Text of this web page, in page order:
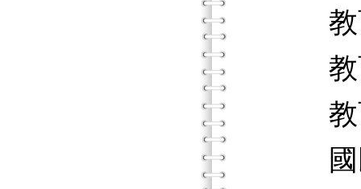
教育
教育
教育
國民